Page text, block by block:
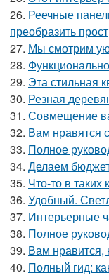
26. Реечные
преобразить
27. Мы смотрим
28.
29. Эта стильная
30. Резная
31. Совмещение
32. Вам нравятся
33. Полное
34. Делаем
35. Что-то в таких
36. Удобный.
37. Интерьерные
38. Полное
39. Вам нравится,
40. Полный гид: